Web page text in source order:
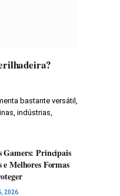
bastante versátil,
indústrias,
Gamers: Principais
e Melhores Formas
2026